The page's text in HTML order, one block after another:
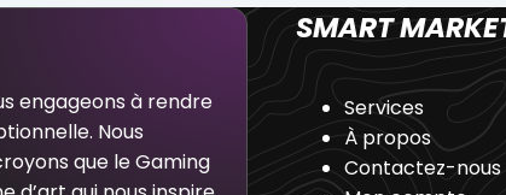
engageons à rendre
Nous
que le Gaming
SMART
Services
À propos
Contactez-nous